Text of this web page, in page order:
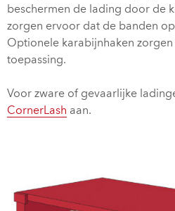
beschermen de lading door de
zorgen ervoor dat de banden
Optionele karabijnhaken
toepassing.
Voor zware of gevaarlijke
CornerLash aan.